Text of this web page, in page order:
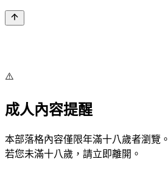
⚠️
成人內容提醒
本部落格內容僅限年滿十八歲者瀏覽。
若您未滿十八歲，請立即離開。